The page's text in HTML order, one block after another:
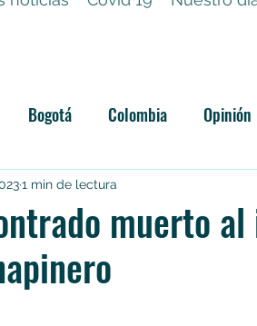
Bogotá Colombia Opinión
muerto
1 min de lectura